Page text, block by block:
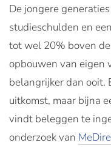
De jongere
studieschulden en
tot wel 20% boven
opbouwen van eigen
belangrijker dan ooit.
uitkomst, maar bijna
vindt beleggen te
onderzoek van